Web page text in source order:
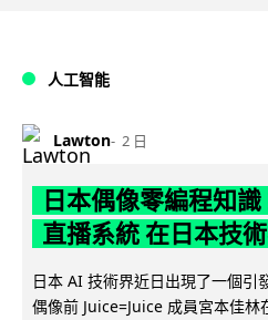
人工智能
Lawton 2 日
日本偶像零編程知
直播系統 在日本技
日本 AI 技術界近日出現了一個引
偶像前 Juice=Juice 成員宮本佳